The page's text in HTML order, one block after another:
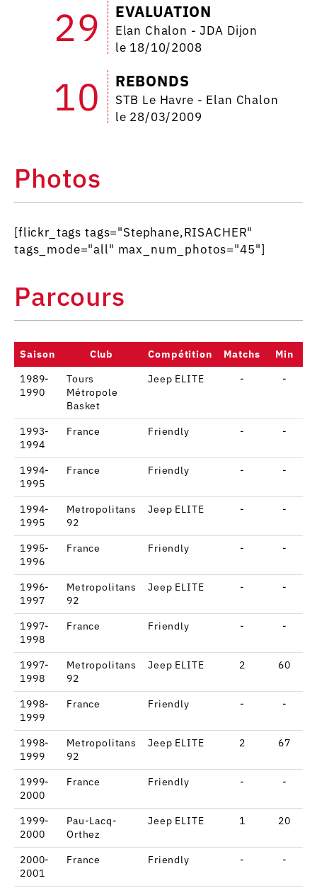
29 EVALUATION
Elan Chalon - JDA Dijon
le 18/10/2008
10 REBONDS
STB Le Havre - Elan Chalon
le 28/03/2009
Photos
[flickr_tags tags="Stephane,RISACHER"
tags_mode="all" max_num_photos="45"]
Parcours
Saison Club Compétition Matchs Min
1989-
1990
Tours
Métropole
Basket
Jeep ELITE - -
1993-
1994
France Friendly - -
1994-
1995
France Friendly - -
1994-
1995
Metropolitans
92
Jeep ELITE - -
1995-
1996
France Friendly - -
1996-
1997
Metropolitans
92
Jeep ELITE - -
1997-
1998
France Friendly - -
1997-
1998
Metropolitans
92
Jeep ELITE 2 60
1998-
1999
France Friendly - -
1998-
1999
Metropolitans
92
Jeep ELITE 2 67
1999-
2000
France Friendly - -
1999-
2000
Pau-Lacq-
Orthez
Jeep ELITE 1 20
2000-
2001
France Friendly - -